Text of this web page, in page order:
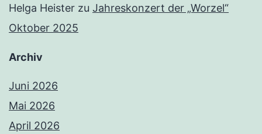
Helga Heister zu Jahreskonzert der „Worzel“
Oktober 2025
Archiv
Juni 2026
Mai 2026
April 2026